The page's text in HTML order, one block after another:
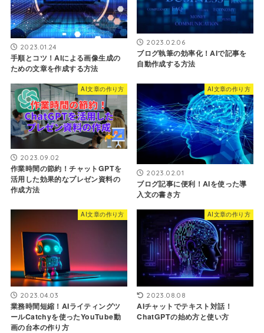
2023.01.24
手順とコツ！AIによる画像生成の
ための文章を作成する方法
2023.02.06
ブログ執筆の効率化！AIで記事を
自動作成する方法
AI文章の作り方
2023.09.02
作業時間の節約！チャットGPTを
活用した効果的なプレゼン資料の
作成方法
AI文章の作り方
2023.02.01
ブログ記事に便利！AIを使った導
入文の書き方
AI文章の作り方
2023.04.03
業務時間短縮！AIライティングツ
ールCatchyを使ったYouTube動
画の台本の作り方
AI文章の作り方
2023.08.08
AIチャットでテキスト対話！
ChatGPTの始め方と使い方